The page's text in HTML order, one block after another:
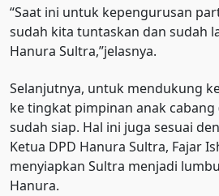
“Saat ini untuk kepengurusan
sudah kita tuntaskan dan sudah
Hanura Sultra,”jelasnya.
Selanjutnya, untuk mendukung
ke tingkat pimpinan anak cabang
sudah siap. Hal ini juga sesuai
Ketua DPD Hanura Sultra, Fajar
menyiapkan Sultra menjadi
Hanura.